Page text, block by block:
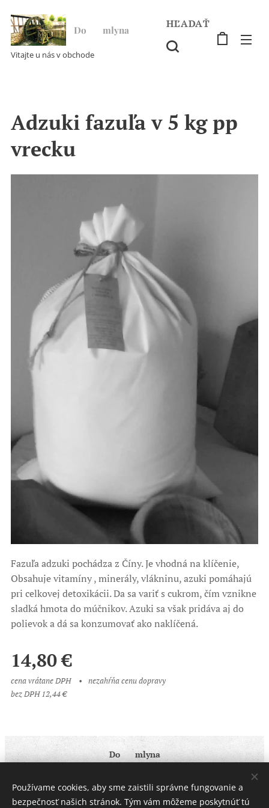
Do ♥ mlyna
Vitajte u nás v obchode
HĽADAŤ
Adzuki fazuľa v 5 kg pp
vrecku
Fazuľa adzuki pochádza z Číny. Je vhodná na klíčenie,
Obsahuje vitamíny , minerály, vlákninu, azuki pomáhajú
pri celkovej detoxikácii. Da sa variť s cukrom, čím vznikne
sladká hmota do múčnikov. Azuki sa však pridáva aj do
polievok a dá sa konzumovať ako naklíčená.
14,80€
cena vrátane DPH
nezahŕňa cenu dopravy
bez DPH 12,44 €
Do ♥ mlyna
Cookies
Používame cookies, aby sme zaistili správne fungovanie a
bezpečnosť našich stránok. Tým vám môžeme poskytnúť tú